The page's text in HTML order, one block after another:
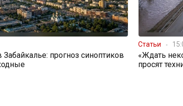
прогноз синоптиков
Статьи
«Ждать
просят